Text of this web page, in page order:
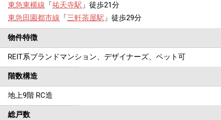
東急東横線 「祐天寺駅 」徒歩21分
東急田園都市線 「三軒茶屋駅 」徒歩29分
物件特徴
REIT系ブランドマンション、デザイナーズ、ペット可
階数構造
地上9階 RC造
総戸数